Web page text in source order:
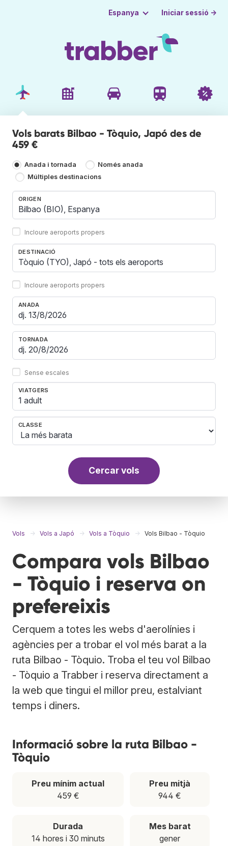
Espanya Iniciar sessió →
Vols barats Bilbao - Tòquio, Japó des de
459 €
Anada i tornada
Només anada
Múltiples destinacions
ORIGEN
Incloure aeroports propers
DESTINACIÓ
Incloure aeroports propers
ANADA
TORNADA
Sense escales
VIATGERS
1 adult
CLASSE
Cercar vols
Vols Vols a Japó Vols a Tòquio Vols Bilbao - Tòquio
Compara vols Bilbao
- Tòquio i reserva on
prefereixis
Cerquem a totes les webs d'aerolínies i
agències per a trobar el vol més barat a la
ruta Bilbao - Tòquio. Troba el teu vol Bilbao
- Tòquio a Trabber i reserva directament a
la web que tingui el millor preu, estalviant
temps i diners.
Informació sobre la ruta Bilbao -
Tòquio
Preu mínim actual
459 €
Preu mitjà
944 €
Durada
14 hores i 30 minuts
Mes barat
gener